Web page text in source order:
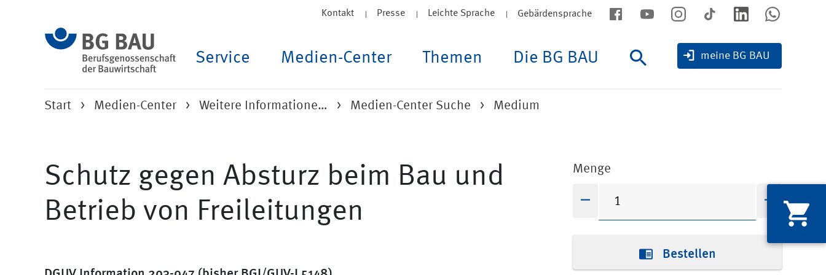
Kontakt Presse Leichte Sprache Gebärdensprache
Service Medien-Center Themen Die BG BAU Suche meine BG BAU
Start Medien-Center Weitere Informatione… Medien-Center Suche Medium
Schutz gegen Absturz beim Bau und
Betrieb von Freileitungen
Menge
Bestellen